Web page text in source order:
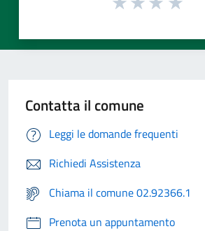
Contatta il comune
Leggi le domande frequenti
Richiedi Assistenza
Chiama il comune 02.92366.1
Prenota un appuntamento